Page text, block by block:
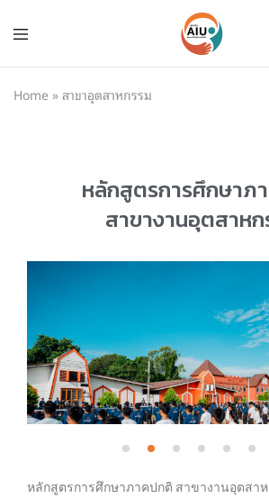
Home » สาขาอุตสาหกรรม
หลักสูตรการศึกษาภ
สาขางานอุตสาหก
หลักสูตรการศึกษาภาคปกติ สาขางานอุตสา